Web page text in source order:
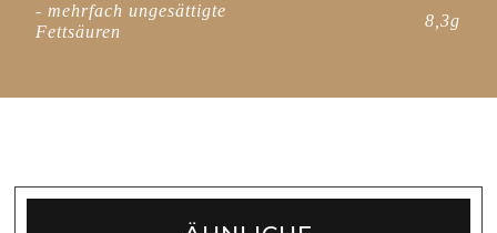
- mehrfach ungesättigte
Fettsäuren
8,3g